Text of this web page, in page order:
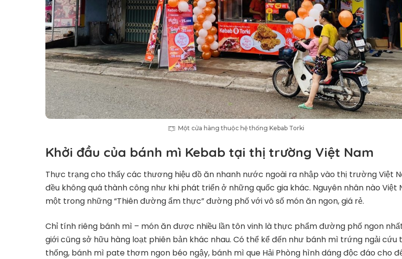
Một cửa hàng thuộc hệ thống Kebab Torki
Khởi đầu của bánh mì Kebab tại thị trường Việt Nam
Thực trạng cho thấy các thương hiệu đồ ăn nhanh nước ngoài ra nhập vào thị trường Việt
đều không quá thành công như khi phát triển ở những quốc gia khác. Nguyên nhân nào Việt
một trong những “Thiên đường ẩm thực” đường phố với vô số món ăn ngon, giá rẻ.
Chỉ tính riêng bánh mì – món ăn được nhiều lần tôn vinh là thực phẩm đường phố ngon
giới cũng sở hữu hàng loạt phiên bản khác nhau. Có thể kể đến như bánh mì trứng ngải cứu
thống, bánh mì pate thơm ngon béo ngậy, bánh mì que Hải Phòng hình dáng độc đáo cho